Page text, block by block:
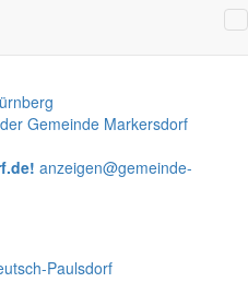
anzeigen@gemeinde-
Paulsdorf